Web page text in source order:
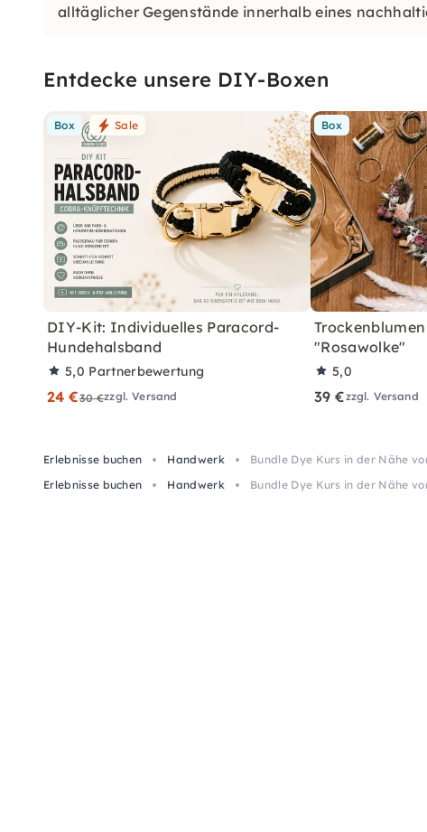
alltäglicher Gegenstände innerhalb eines
Entdecke unsere DIY-Boxen
Box Sale
DIY-Kit: Individuelles Paracord-
Hundehalsband
5,0 Partnerbewertung
24 €30 €zzgl. Versand
Box
"Rosawolke"
5,0
39 €zzgl. Versand
Erlebnisse buchen Handwerk
Bundle Dye Kurs in der Nähe
Erlebnisse buchen
Handwerk Bundle Dye Kurs in der Nähe